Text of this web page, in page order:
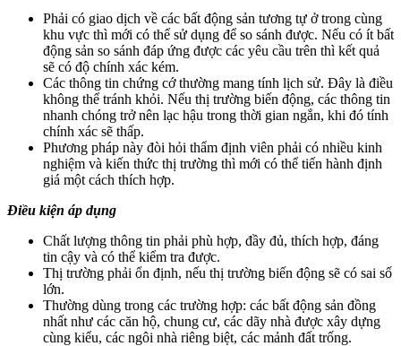
Phải có giao dịch về các bất động sản tương tự ở trong cùng
khu vực thì mới có thể sử dụng để so sánh được. Nếu có ít bất
động sản so sánh đáp ứng được các yêu cầu trên thì kết quả
sẽ có độ chính xác kém.
Các thông tin chứng cớ thường mang tính lịch sử. Đây là điều
không thể tránh khỏi. Nếu thị trường biến động, các thông tin
nhanh chóng trở nên lạc hậu trong thời gian ngắn, khi đó tính
chính xác sẽ thấp.
Phương pháp này đòi hỏi thẩm định viên phải có nhiều kinh
nghiệm và kiến thức thị trường thì mới có thể tiến hành định
giá một cách thích hợp.
Điều kiện áp dụng
Chất lượng thông tin phải phù hợp, đầy đủ, thích hợp, đáng
tin cậy và có thể kiểm tra được.
Thị trường phải ổn định, nếu thị trường biến động sẽ có sai số
lớn.
Thường dùng trong các trường hợp: các bất động sản đồng
nhất như các căn hộ, chung cư, các dãy nhà được xây dựng
cùng kiểu, các ngôi nhà riêng biệt, các mảnh đất trống.